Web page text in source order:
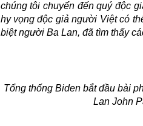
chúng tôi chuyển đến quý độc
hy vọng độc giả người Việt có
biệt người Ba Lan, đã tìm thấy
Tổng thống Biden bắt đầu bài
Lan John